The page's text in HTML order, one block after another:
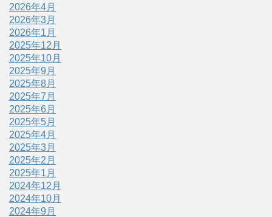
2026年4月
2026年3月
2026年1月
2025年12月
2025年10月
2025年9月
2025年8月
2025年7月
2025年6月
2025年5月
2025年4月
2025年3月
2025年2月
2025年1月
2024年12月
2024年10月
2024年9月